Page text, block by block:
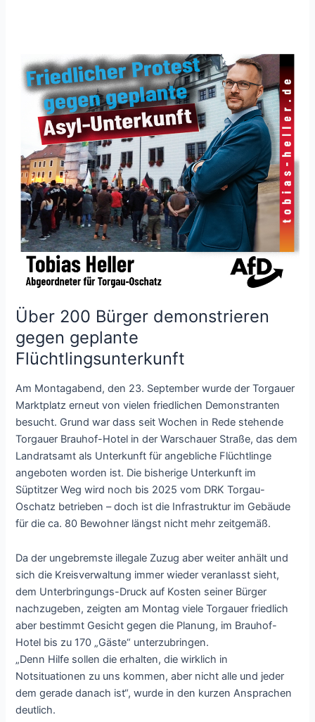
Über 200 Bürger demonstrieren
gegen geplante
Flüchtlingsunterkunft
Am Montagabend, den 23. September wurde der Torgauer
Marktplatz erneut von vielen friedlichen Demonstranten
besucht. Grund war dass seit Wochen in Rede stehende
Torgauer Brauhof-Hotel in der Warschauer Straße, das dem
Landratsamt als Unterkunft für angebliche Flüchtlinge
angeboten worden ist. Die bisherige Unterkunft im
Süptitzer Weg wird noch bis 2025 vom DRK Torgau-
Oschatz betrieben – doch ist die Infrastruktur im Gebäude
für die ca. 80 Bewohner längst nicht mehr zeitgemäß.
Da der ungebremste illegale Zuzug aber weiter anhält und
sich die Kreisverwaltung immer wieder veranlasst sieht,
dem Unterbringungs-Druck auf Kosten seiner Bürger
nachzugeben, zeigten am Montag viele Torgauer friedlich
aber bestimmt Gesicht gegen die Planung, im Brauhof-
Hotel bis zu 170 „Gäste“ unterzubringen.
„Denn Hilfe sollen die erhalten, die wirklich in
Notsituationen zu uns kommen, aber nicht alle und jeder
dem gerade danach ist“, wurde in den kurzen Ansprachen
deutlich.